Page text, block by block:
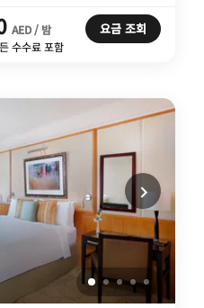
AED / 밤
수수료 포함
요금 조회